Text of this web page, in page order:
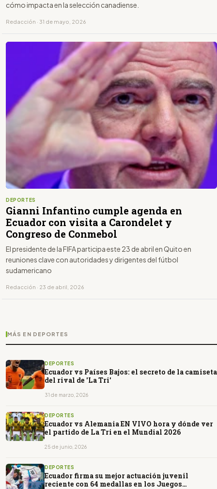
cómo impacta en la selección canadiense.
Redacción · 31 de mayo, 2026
DEPORTES
Gianni Infantino cumple agenda en
Ecuador con visita a Carondelet y
Congreso de Conmebol
El presidente de la FIFA participa este 23 de abril en Quito en
reuniones clave con autoridades y dirigentes del fútbol
sudamericano
Redacción · 23 de abril, 2026
MÁS EN DEPORTES
DEPORTES
Ecuador vs Países Bajos: el secreto de la camiseta
del rival de 'La Tri'
31 de marzo, 2026
DEPORTES
Ecuador vs Alemania EN VIVO hora y dónde ver
el partido de La Tri en el Mundial 2026
25 de junio, 2026
DEPORTES
Ecuador firma su mejor actuación juvenil
reciente con 64 medallas en los Juegos